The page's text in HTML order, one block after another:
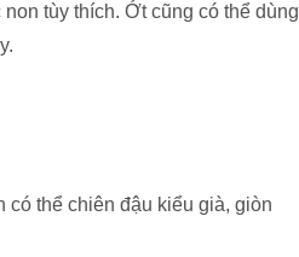
tùy thích. Ớt cũng có thể dùng
có thể chiên đậu kiểu già, giòn